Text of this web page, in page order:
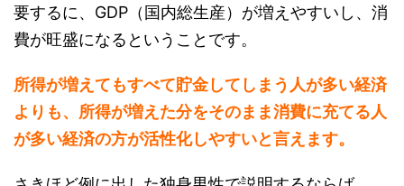
要するに、GDP（国内総生産）が増えやすいし、消
費が旺盛になるということです。
所得が増えてもすべて貯金してしまう人が多い経済
よりも、所得が増えた分をそのまま消費に充てる人
が多い経済の方が活性化しやすいと言えます。